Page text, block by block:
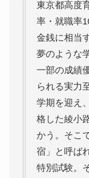
東京都高度
率・就職率
金銭に相当
夢のような
一部の成績
られる実力
学期を迎え
格した綾小
かう。そこ
宿」と呼ば
特別試験。